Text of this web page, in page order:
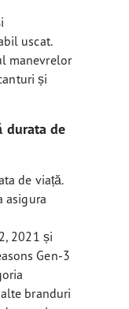
uscat.
manevrelor
și
durata de
de viață.
asigura
2021 și
Gen-3
branduri